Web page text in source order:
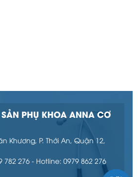
PHỤ KHOA ANNA CƠ
Khương, P. Thới An, Quận 12,
782 276 - Hotline: 0979 862 276